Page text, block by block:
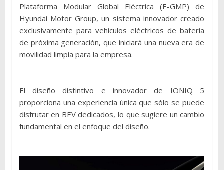
Plataforma Modular Global Eléctrica (E-GMP) de
Hyundai Motor Group, un sistema innovador creado
exclusivamente para vehículos eléctricos de batería
de próxima generación, que iniciará una nueva era de
movilidad limpia para la empresa.
El diseño distintivo e innovador de IONIQ 5
proporciona una experiencia única que sólo se puede
disfrutar en BEV dedicados, lo que sugiere un cambio
fundamental en el enfoque del diseño.